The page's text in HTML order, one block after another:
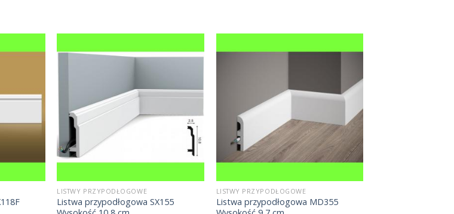
LISTWY PRZYPODŁOGOWE
Listwa przypodłogowa SX155
LISTWY PRZYPODŁOGOWE
Listwa przypodłogowa MD355